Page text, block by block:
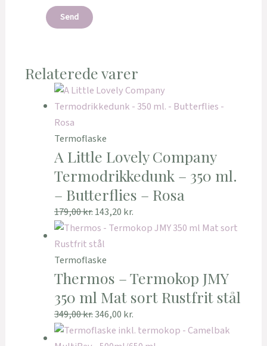
Relaterede varer
Termoflaske
A Little Lovely Company
Termodrikkedunk – 350 ml.
– Butterflies – Rosa
179,00kr.143,20 kr.
Termoflaske
Thermos – Termokop JMY
350 ml Mat sort Rustfrit stål
349,00kr.346,00 kr.